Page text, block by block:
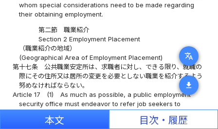
translate
download
whom special considerations need to be made regarding
their obtaining employment.
第二節 職業紹介
Section 2 Employment Placement
（職業紹介の地域）
(Geographical Area of Employment Placement)
第十七条
公共職業安定所は、求職者に対し、できる限り、就職の
際にその住所又は居所の変更を必要としない職業を紹介するよう
努めなければならない。
Article 17
(1)
As much as possible, a public employment
security office must endeavor to refer job seekers to
residence at the time of employment.
本文 目次・履歴